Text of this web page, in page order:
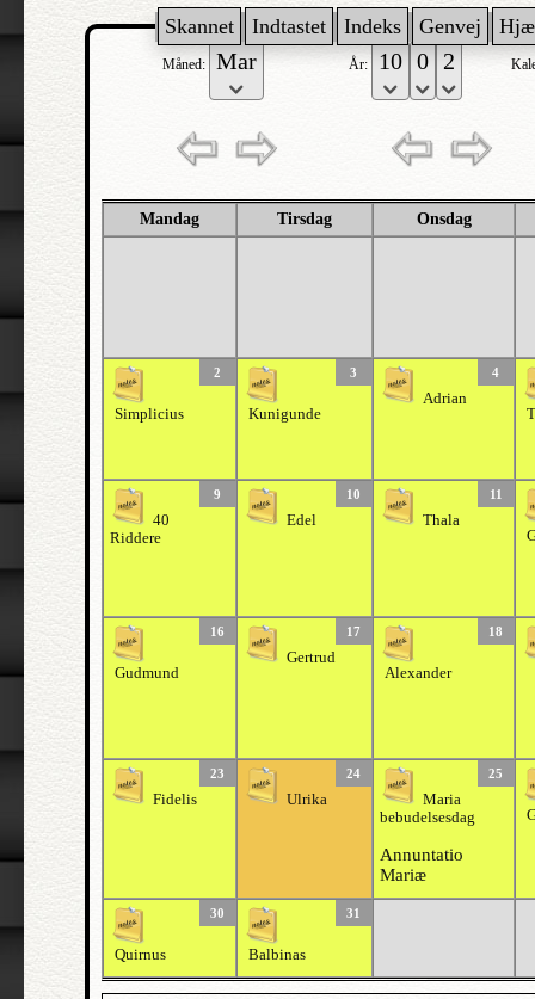
Skannet Indtastet Indeks Genvej
Måned: År:
Mandag Tirsdag Onsdag
2
Simplicius
3
Kunigunde
4
Adrian
9
40
Riddere
10
Edel
11
Thala
16
Gudmund
17
Gertrud
18
Alexander
23
Fidelis
24
Ulrika
25
Maria
bebudelsesdag
Annuntatio
Mariæ
30
Quirnus
31
Balbinas